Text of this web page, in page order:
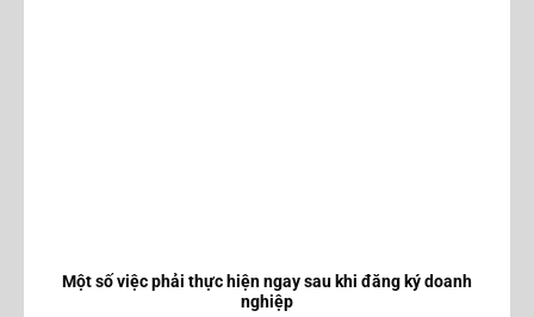
Một số việc phải thực hiện ngay sau khi đăng ký doanh
nghiệp